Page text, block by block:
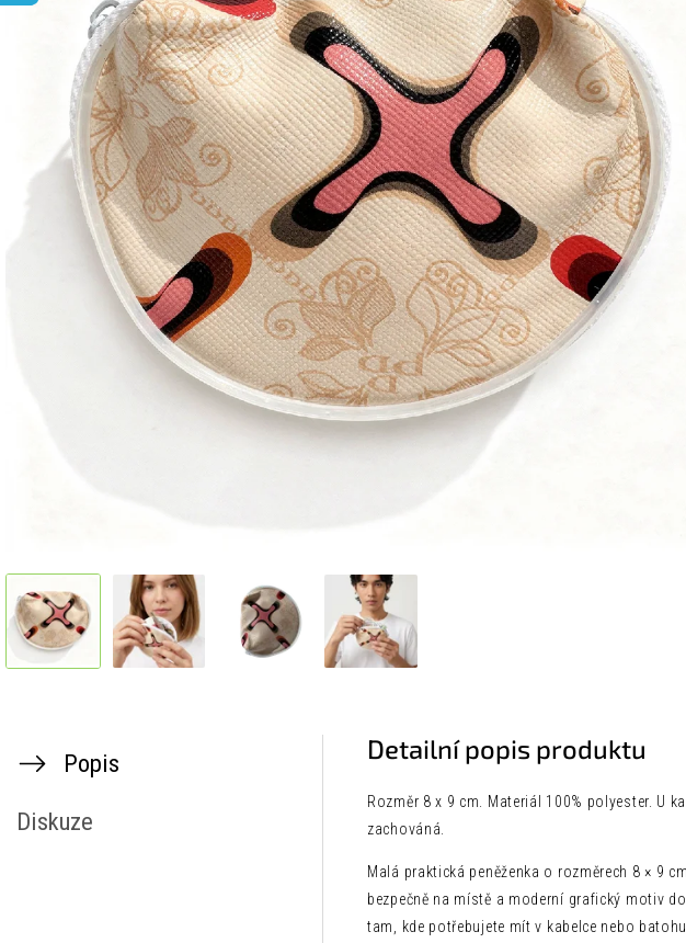
Popis
Diskuze
Detailní popis produktu
Rozměr 8 x 9 cm. Materiál 100% polyester. U
zachováná.
Malá praktická peněženka o rozměrech 8 × 9
bezpečně na místě a moderní grafický motiv
tam, kde potřebujete mít v kabelce nebo